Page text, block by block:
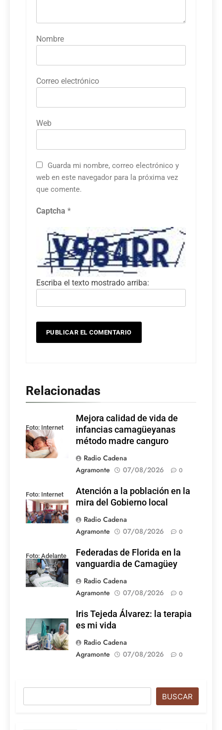
Nombre
Correo electrónico
Web
Guarda mi nombre, correo electrónico y
web en este navegador para la próxima vez
que comente.
Captcha *
Escriba el texto mostrado arriba:
Relacionadas
Foto: Internet
Mejora calidad de vida de
infancias camagüeyanas
método madre canguro
Radio Cadena
Agramonte
07/08/2026 0
Foto: Internet
Atención a la población en la
mira del Gobierno local
Radio Cadena
Agramonte
07/08/2026 0
Foto: Adelante
Federadas de Florida en la
vanguardia de Camagüey
Radio Cadena
Agramonte
07/08/2026 0
Iris Tejeda Álvarez: la terapia
es mi vida
Radio Cadena
Agramonte
07/08/2026 0
BUSCAR